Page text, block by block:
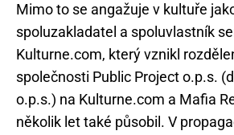
Mimo to se angažuje v kultuře
spoluzakladatel a spoluvlastník
Kulturne.com, který vznikl
společnosti Public Project o.p.s.
o.p.s.) na Kulturne.com a Mafia
několik let také působil. V